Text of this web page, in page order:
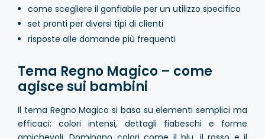
come scegliere il gonfiabile per un utilizzo specifico
set pronti per diversi tipi di clienti
risposte alle domande più frequenti
Tema Regno Magico – come
agisce sui bambini
Il tema Regno Magico si basa su elementi semplici ma
efficaci: colori intensi, dettagli fiabeschi e forme